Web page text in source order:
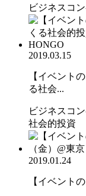
ビジネスコ
2019.03.15
【イベント
る社会...
ビジネスコ
社会的投資
2019.01.24
【イベント